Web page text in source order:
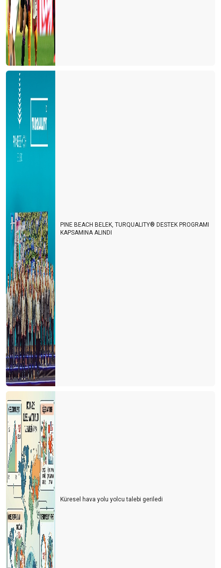
PINE BEACH BELEK, TURQUALITY® DESTEK PROGRAMI
KAPSAMINA ALINDI
Küresel hava yolu yolcu talebi geriledi